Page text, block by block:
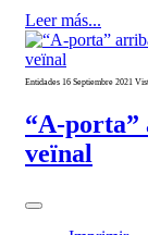
Leer más...
Entidades 16 Septiembre 2021
“A-
veïnal